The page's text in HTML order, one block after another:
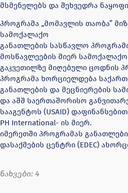
მსმენელებს და შეხვედრა
პროგრამა „მომავლის თაობა”
სამოქალაქო
განათლების სასწავლო
მოსწავლეების მიერ
გაკვეთილზე მიღებული ცოდნის
პროგრამა ხორციელდება
განათლების და მეცნიერების
და აშშ საერთაშორისო
სააგენტოს (USAID)
PH International- ის მიერ.
იმერეთში პროგრამას
დასაქმების ცენტრი (EDEC)
ნახვები: 4